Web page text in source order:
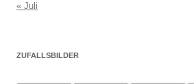
« Juli
ZUFALLSBILDER